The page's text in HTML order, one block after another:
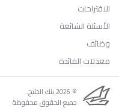
الاقتراحات
الأسئلة الشائعة
وظائف
معدلات الفائدة
© 2026 بنك الخليج.
جميع الحقوق محفوظة